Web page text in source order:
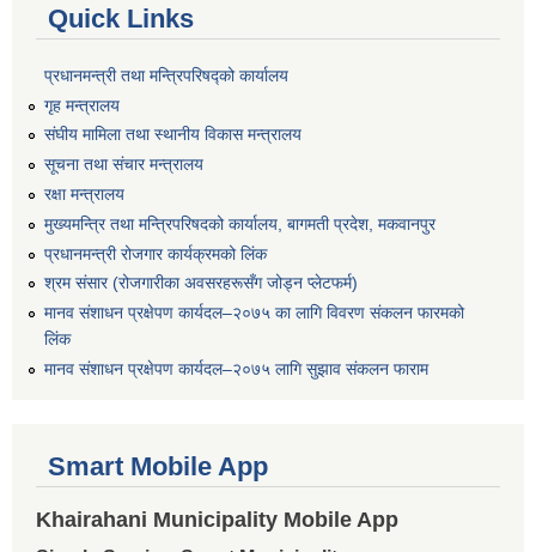
Quick Links
प्रधानमन्त्री तथा मन्त्रिपरिषद्को कार्यालय
गृह मन्त्रालय
संघीय मामिला तथा स्थानीय विकास मन्त्रालय
सूचना तथा संचार मन्त्रालय
रक्षा मन्त्रालय
मुख्यमन्त्रि तथा मन्त्रिपरिषदको कार्यालय, बागमती प्रदेश, मकवानपुर
प्रधानमन्त्री रोजगार कार्यक्रमको लिंक
श्रम संसार (रोजगारीका अवसरहरूसँग जोड्न प्लेटफर्म)
मानव संशाधन प्रक्षेपण कार्यदल–२०७५ का लागि विवरण संकलन फारमको
लिंक
मानव संशाधन प्रक्षेपण कार्यदल–२०७५ लागि सुझाव संकलन फाराम
Smart Mobile App
Khairahani Municipality Mobile App